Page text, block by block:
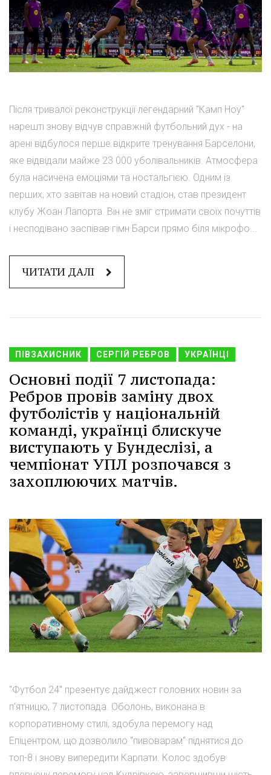
Після тривалої реконструкції легендарний "Камп Ноу"
нарешті знову відчув справжній футбольний дух - на
арені відбулося перше відкрите тренування Барселони,
яке відвідали майже 23 000 уболівальників. Атмосфера
була насичена емоціями та ностальгією. Одним із
перших, хто завітав на новий стадіон, став президент
клубу Жоан Лапорта. Він не зміг стримати своїх почуттів
і несподівано заспівав гімн Барси прямо біля мікрофо...
ЧИТАТИ ДАЛІ
ПІВЗАХИСНИК СЕРГІЙ РЕБРОВ УКРАЇНЦІ
Основні події 7 листопада:
Ребров провів заміну двох
футболістів у національній
команді, українці блискуче
виступають у Бундеслізі, а
чемпіонат УПЛ розпочався з
захоплюючих матчів.
"Футбол 24" презентує дайджест головних новин за
п'ятницю, 7 листопада. Оболонь, виконана в
корпоративному стилі, здобула перемогу над
Епіцентром, що дозволило "пивоварам" піднятися до
топ-8 і знову випередити Карпати. Колос здобув